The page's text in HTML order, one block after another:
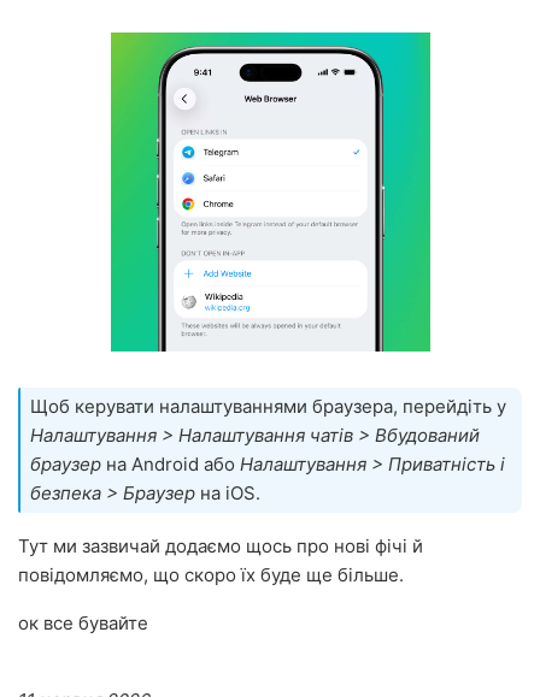
Щоб керувати налаштуваннями браузера, перейдіть у
Налаштування > Налаштування чатів > Вбудований
браузер на Android або Налаштування > Приватність і
безпека > Браузер на iOS.
Тут ми зазвичай додаємо щось про нові фічі й
повідомляємо, що скоро їх буде ще більше.
ок все бувайте